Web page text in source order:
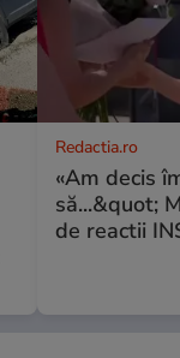
Redactia.ro
«Am decis
să...&quot;
de reactii